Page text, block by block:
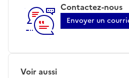
Contactez-nous
Envoyer un
Voir aussi